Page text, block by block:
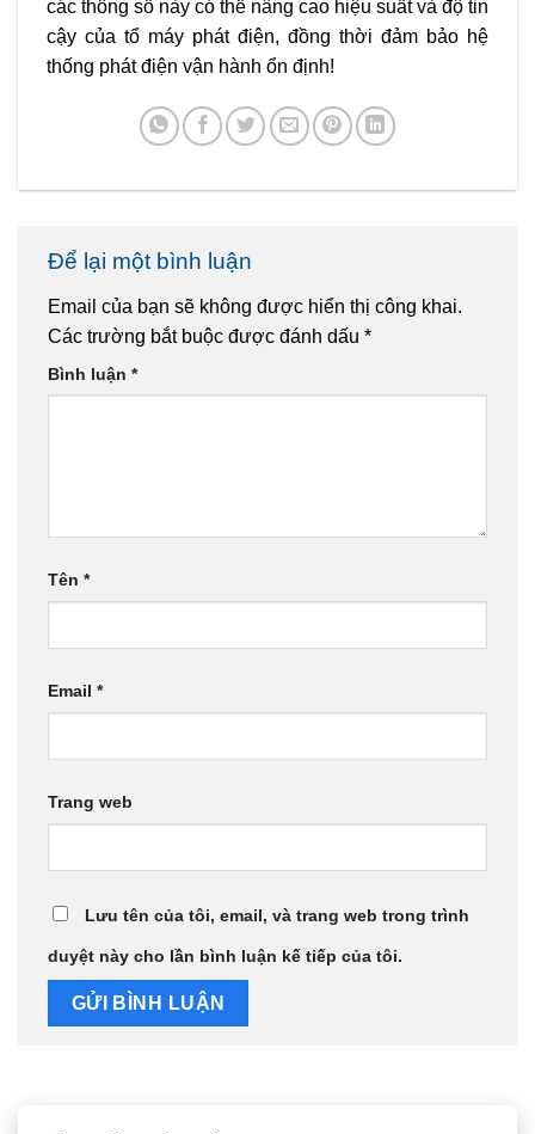
các thông số này có thể nâng cao hiệu suất và độ tin
cậy của tổ máy phát điện, đồng thời đảm bảo hệ
thống phát điện vận hành ổn định!
Để lại một bình luận
Email của bạn sẽ không được hiển thị công khai.
Các trường bắt buộc được đánh dấu *
Bình luận *
Tên *
Email *
Trang web
Lưu tên của tôi, email, và trang web trong trình
duyệt này cho lần bình luận kế tiếp của tôi.